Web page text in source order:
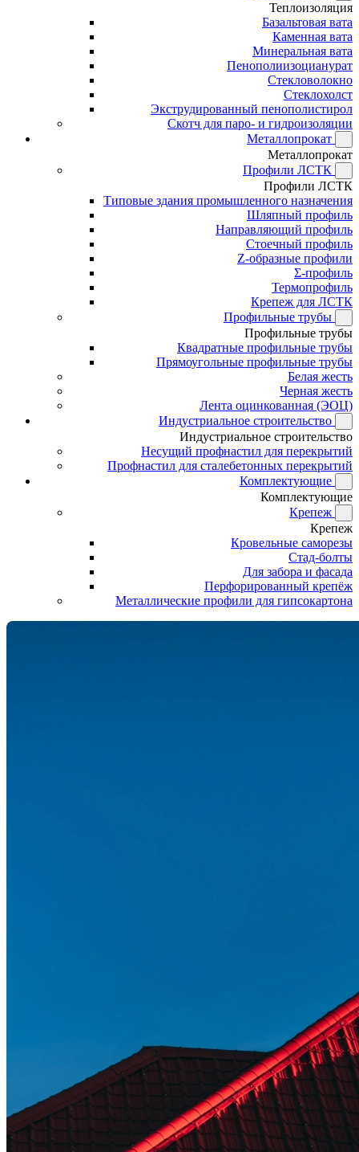
Теплоизоляция
Базальтовая вата
Каменная вата
Минеральная вата
Пенополиизоцианурат
Стекловолокно
Стеклохолст
Экструдированный пенополистирол
Скотч для паро- и гидроизоляции
Металлопрокат
Металлопрокат
Профили ЛСТК
Профили ЛСТК
Типовые здания промышленного назначения
Шляпный профиль
Направляющий профиль
Стоечный профиль
Z-образные профили
Σ-профиль
Термопрофиль
Крепеж для ЛСТК
Профильные трубы
Профильные трубы
Квадратные профильные трубы
Прямоугольные профильные трубы
Белая жесть
Черная жесть
Лента оцинкованная (ЭОЦ)
Индустриальное строительство
Индустриальное строительство
Несущий профнастил для перекрытий
Профнастил для сталебетонных перекрытий
Комплектующие
Комплектующие
Крепеж
Крепеж
Кровельные саморезы
Стад-болты
Для забора и фасада
Перфорированный крепёж
Металлические профили для гипсокартона